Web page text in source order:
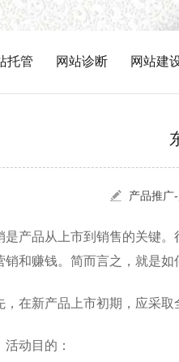
托管 网站诊断 网站建
产品推广
是产品从上市到销售的关键
销和赚钱。简而言之，就是
，在新产品上市初期，应采
活动目的：